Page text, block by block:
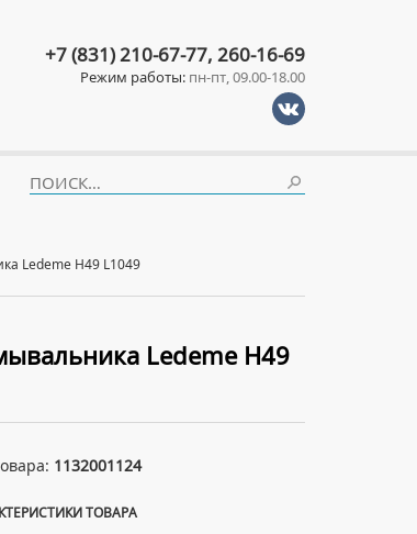
Ledeme H49 L1049
Ledeme H49
1132001124
ТОВАРА
+7 (831) 210-67-77, 260-16-69
Режим работы: пн-пт, 09.00-18.00